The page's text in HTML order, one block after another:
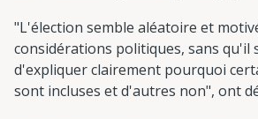
"L'élection semble aléatoire et
considérations politiques, sans qu'il
d'expliquer clairement pourquoi
sont incluses et d'autres non", ont